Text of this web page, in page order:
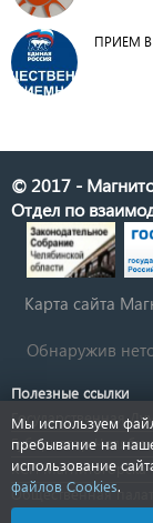
ПРИЕМ В
© 2017 -
Отдел по
Карта сайта
Обнаружив
Полезные ссылки
Государственная
Губернатор
КСП Магнитогорска
Общественная
Новости
Мы используем
пребывание на
использование
файлов Cookies.